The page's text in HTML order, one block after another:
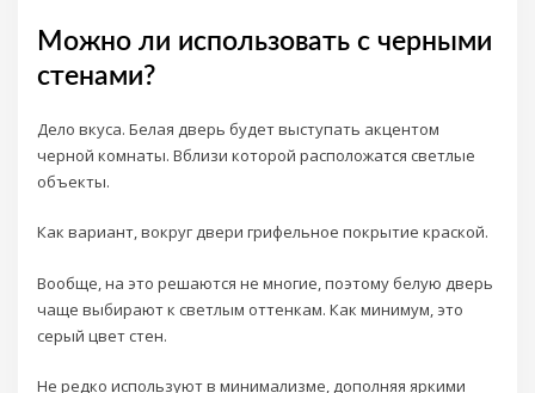
Можно ли использовать с черными
стенами?
Дело вкуса. Белая дверь будет выступать акцентом
черной комнаты. Вблизи которой расположатся светлые
объекты.
Как вариант, вокруг двери грифельное покрытие краской.
Вообще, на это решаются не многие, поэтому белую дверь
чаще выбирают к светлым оттенкам. Как минимум, это
серый цвет стен.
Не редко используют в минимализме, дополняя яркими